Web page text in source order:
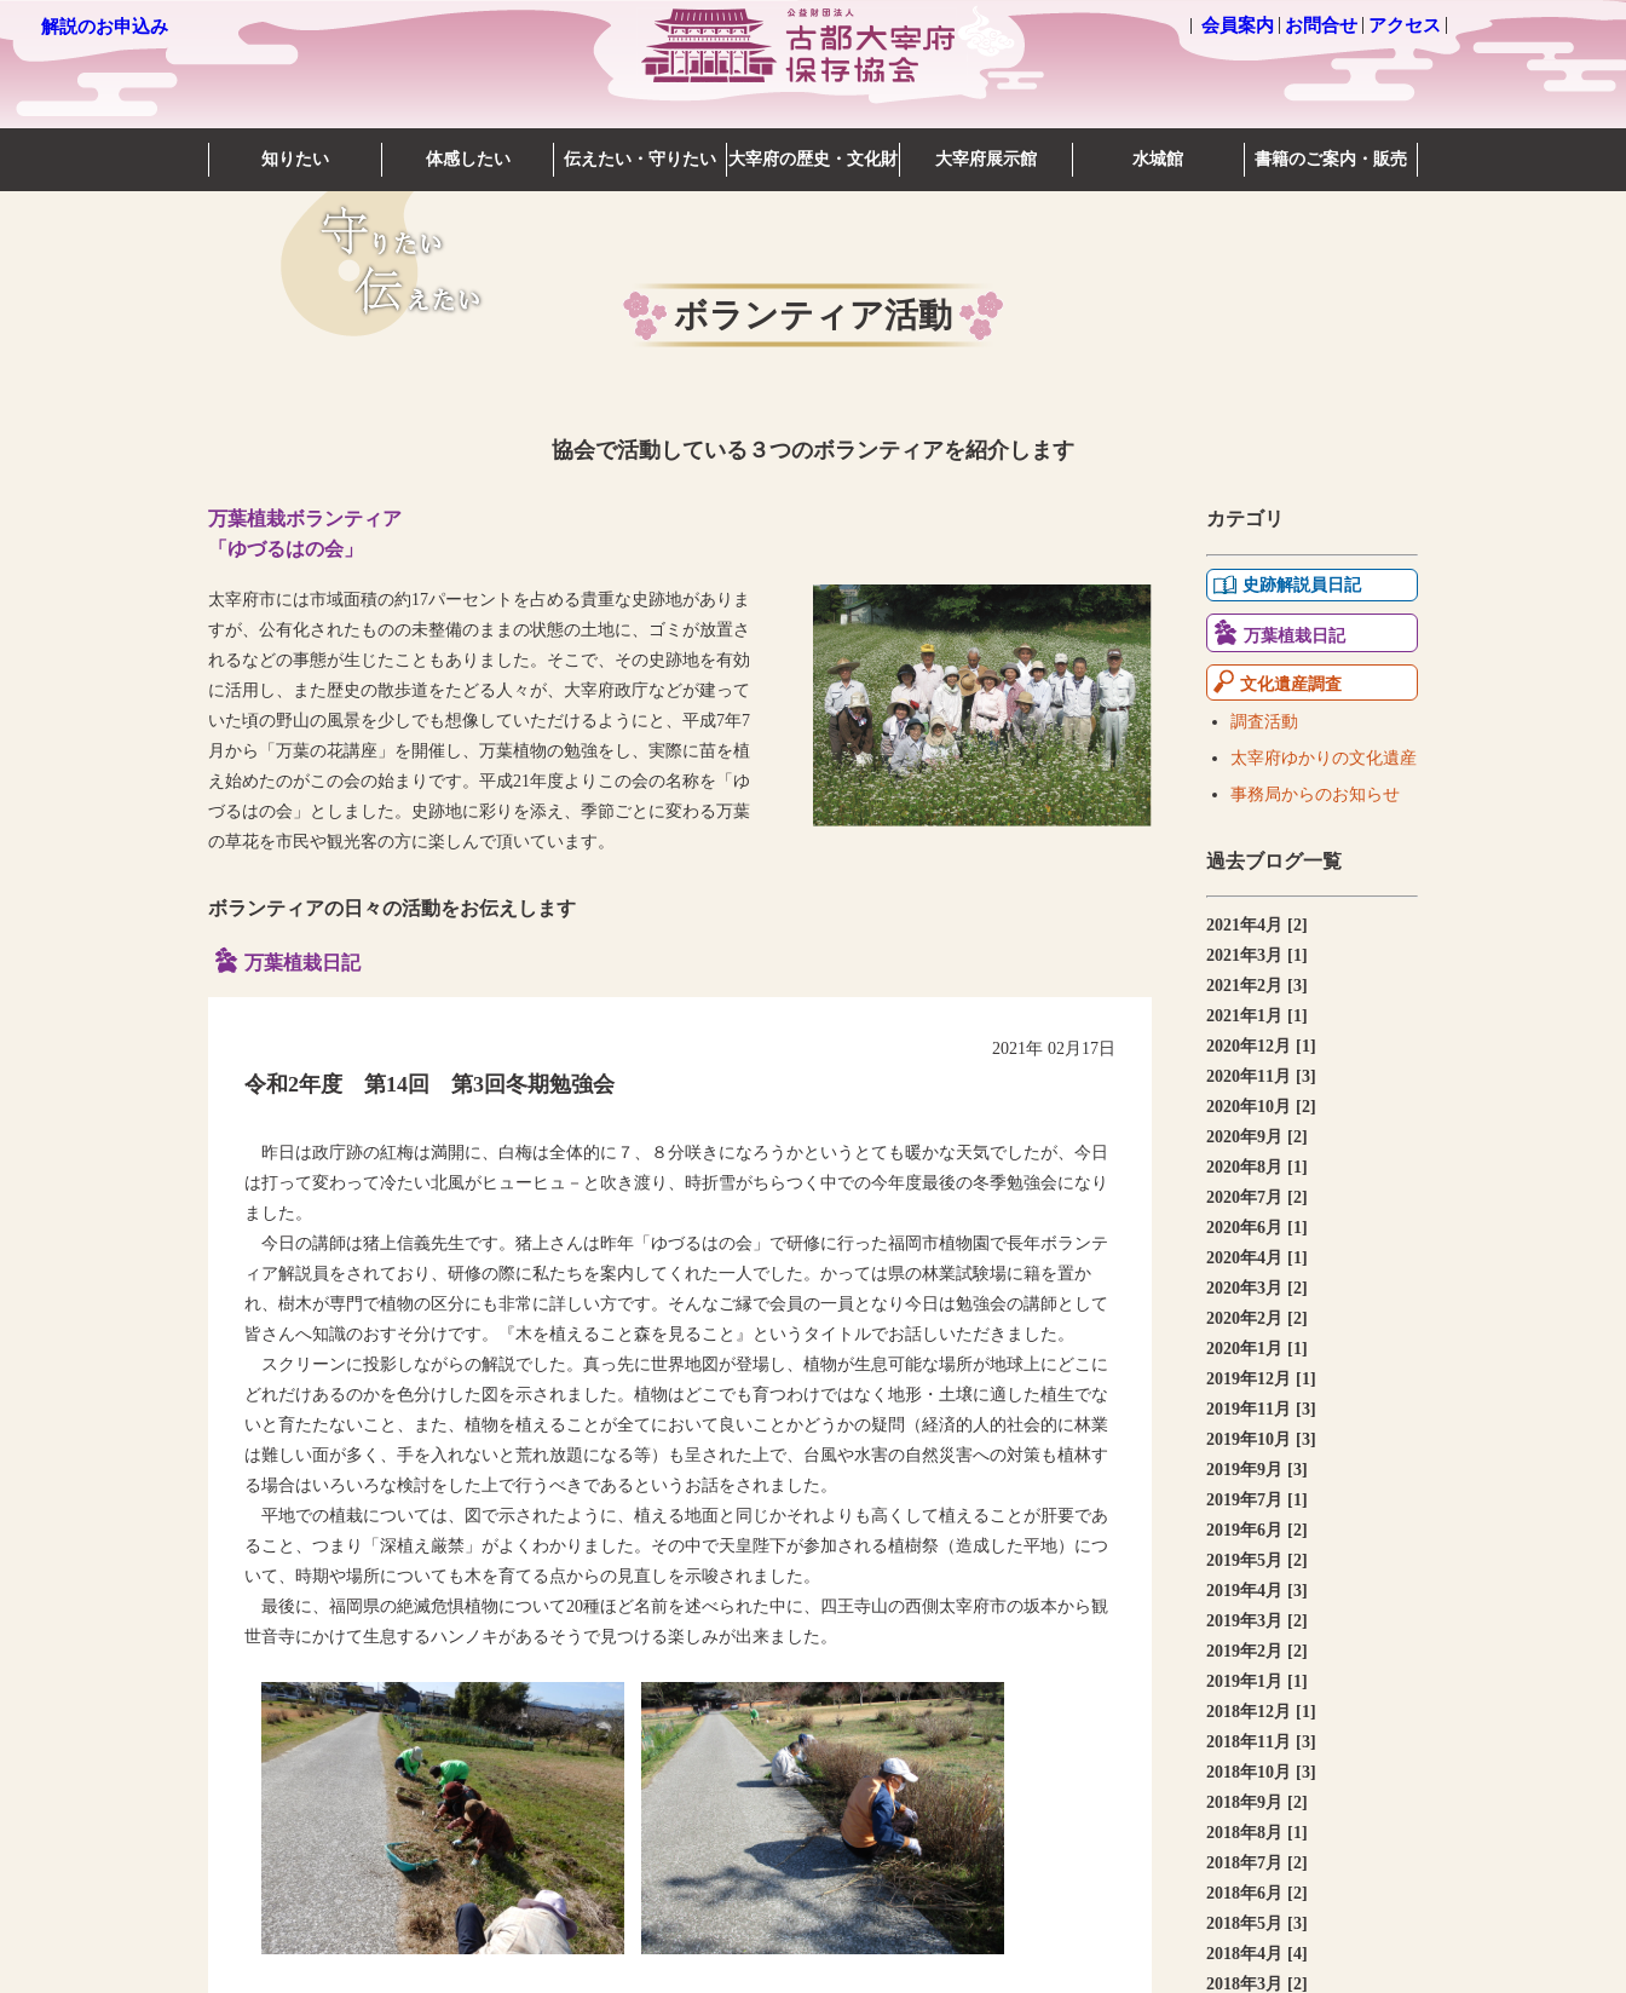
解説のお申込み 会員案内 お問合せ アクセス
知りたい 体感したい 伝えたい・守りたい 大宰府の歴史・文化財 大宰府展示館 水城館 書籍のご案内・販売
ボランティア活動
協会で活動している３つのボランティアを紹介します
カテゴリ
史跡解説員日記
万葉植栽日記
文化遺産調査
調査活動
太宰府ゆかりの文化遺産
事務局からのお知らせ
過去ブログ一覧
2021年4月 [2]
2021年3月 [1]
2021年2月 [3]
2021年1月 [1]
2020年12月 [1]
2020年11月 [3]
2020年10月 [2]
2020年9月 [2]
2020年8月 [1]
2020年7月 [2]
2020年6月 [1]
2020年4月 [1]
2020年3月 [2]
2020年2月 [2]
2020年1月 [1]
2019年12月 [1]
2019年11月 [3]
2019年10月 [3]
2019年9月 [3]
2019年7月 [1]
2019年6月 [2]
2019年5月 [2]
2019年4月 [3]
2019年3月 [2]
2019年2月 [2]
2019年1月 [1]
2018年12月 [1]
2018年11月 [3]
2018年10月 [3]
2018年9月 [2]
2018年8月 [1]
2018年7月 [2]
2018年6月 [2]
2018年5月 [3]
2018年4月 [4]
2018年3月 [2]
万葉植栽ボランティア
「ゆづるはの会」
太宰府市には市域面積の約17パーセントを占める貴重な史跡地がありま
すが、公有化されたものの未整備のままの状態の土地に、ゴミが放置さ
れるなどの事態が生じたこともありました。そこで、その史跡地を有効
に活用し、また歴史の散歩道をたどる人々が、大宰府政庁などが建って
いた頃の野山の風景を少しでも想像していただけるようにと、平成7年7
月から「万葉の花講座」を開催し、万葉植物の勉強をし、実際に苗を植
え始めたのがこの会の始まりです。平成21年度よりこの会の名称を「ゆ
づるはの会」としました。史跡地に彩りを添え、季節ごとに変わる万葉
の草花を市民や観光客の方に楽しんで頂いています。
ボランティアの日々の活動をお伝えします
万葉植栽日記
2021年 02月17日
令和2年度 第14回 第3回冬期勉強会
昨日は政庁跡の紅梅は満開に、白梅は全体的に７、８分咲きになろうかというとても暖かな天気でしたが、今日
は打って変わって冷たい北風がヒューヒュ－と吹き渡り、時折雪がちらつく中での今年度最後の冬季勉強会になり
ました。
今日の講師は猪上信義先生です。猪上さんは昨年「ゆづるはの会」で研修に行った福岡市植物園で長年ボランテ
ィア解説員をされており、研修の際に私たちを案内してくれた一人でした。かっては県の林業試験場に籍を置か
れ、樹木が専門で植物の区分にも非常に詳しい方です。そんなご縁で会員の一員となり今日は勉強会の講師として
皆さんへ知識のおすそ分けです。『木を植えること森を見ること』というタイトルでお話しいただきました。
スクリーンに投影しながらの解説でした。真っ先に世界地図が登場し、植物が生息可能な場所が地球上にどこに
どれだけあるのかを色分けした図を示されました。植物はどこでも育つわけではなく地形・土壌に適した植生でな
いと育たたないこと、また、植物を植えることが全てにおいて良いことかどうかの疑問（経済的人的社会的に林業
は難しい面が多く、手を入れないと荒れ放題になる等）も呈された上で、台風や水害の自然災害への対策も植林す
る場合はいろいろな検討をした上で行うべきであるというお話をされました。
平地での植栽については、図で示されたように、植える地面と同じかそれよりも高くして植えることが肝要であ
ること、つまり「深植え厳禁」がよくわかりました。その中で天皇陛下が参加される植樹祭（造成した平地）につ
いて、時期や場所についても木を育てる点からの見直しを示唆されました。
最後に、福岡県の絶滅危惧植物について20種ほど名前を述べられた中に、四王寺山の西側太宰府市の坂本から観
世音寺にかけて生息するハンノキがあるそうで見つける楽しみが出来ました。